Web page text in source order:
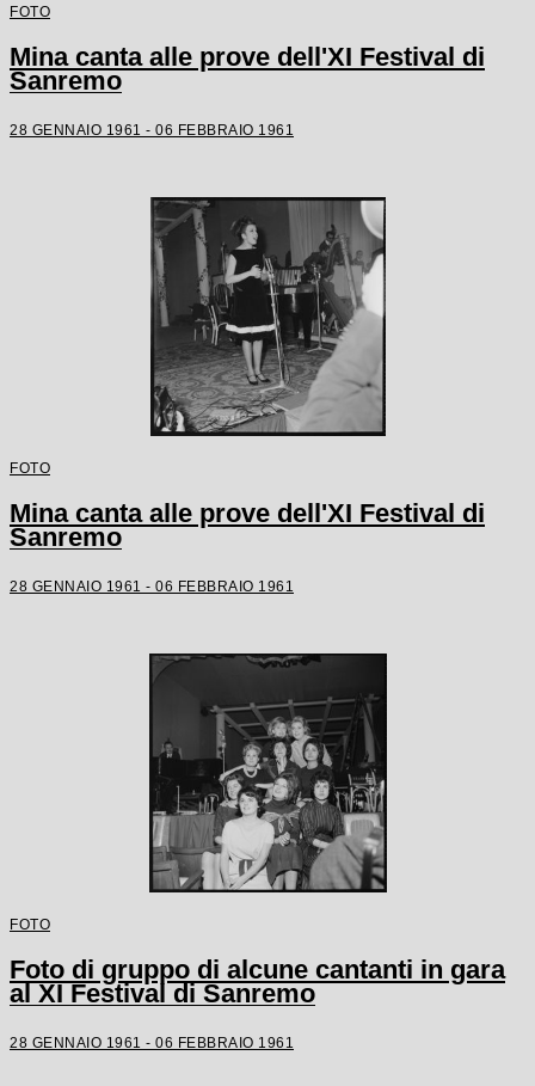
FOTO
Mina canta alle prove dell'XI Festival di
Sanremo
28 GENNAIO 1961 - 06 FEBBRAIO 1961
FOTO
Mina canta alle prove dell'XI Festival di
Sanremo
28 GENNAIO 1961 - 06 FEBBRAIO 1961
FOTO
Foto di gruppo di alcune cantanti in gara
al XI Festival di Sanremo
28 GENNAIO 1961 - 06 FEBBRAIO 1961